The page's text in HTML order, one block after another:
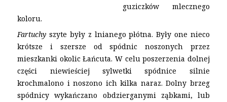
guziczków mlecznego
koloru.
Fartuchy szyte były z lnianego płótna. Były one nieco
krótsze i szersze od spódnic noszonych przez
mieszkanki okolic Łańcuta. W celu poszerzenia dolnej
części niewieściej sylwetki spódnice silnie
krochmalono i noszono ich kilka naraz. Dolny brzeg
spódnicy wykańczano obdzierganymi ząbkami, lub